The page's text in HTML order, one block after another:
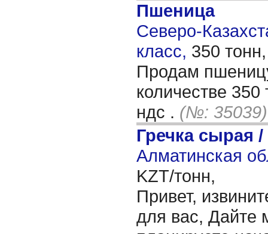
Пшеница
Северо-
класс, 350
Продам
количестве 350
ндс . (№: 35039)
Гречка сырая /
Алматинская
KZT/тонн,
Привет,
для вас, Дайте